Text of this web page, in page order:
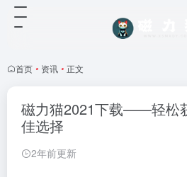
首页 • 资讯 • 正文
磁力猫2021下载——轻松
佳选择
2年前更新